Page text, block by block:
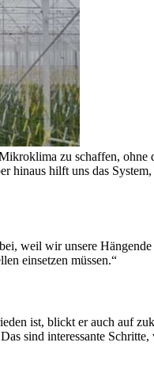
zu schaffen, ohne
hinaus hilft uns das
weil wir unsere Hängende
einsetzen müssen.“
ist, blickt er auch auf
sind interessante